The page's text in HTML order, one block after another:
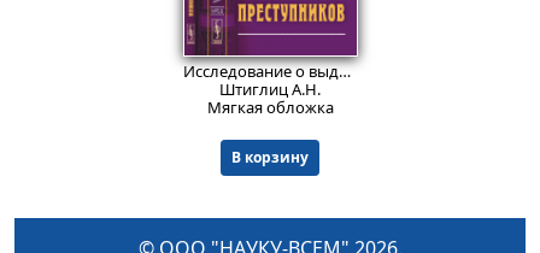
816₽
Исследование о выдаче преступников.
Штиглиц А.Н.
Мягкая обложка
В корзину